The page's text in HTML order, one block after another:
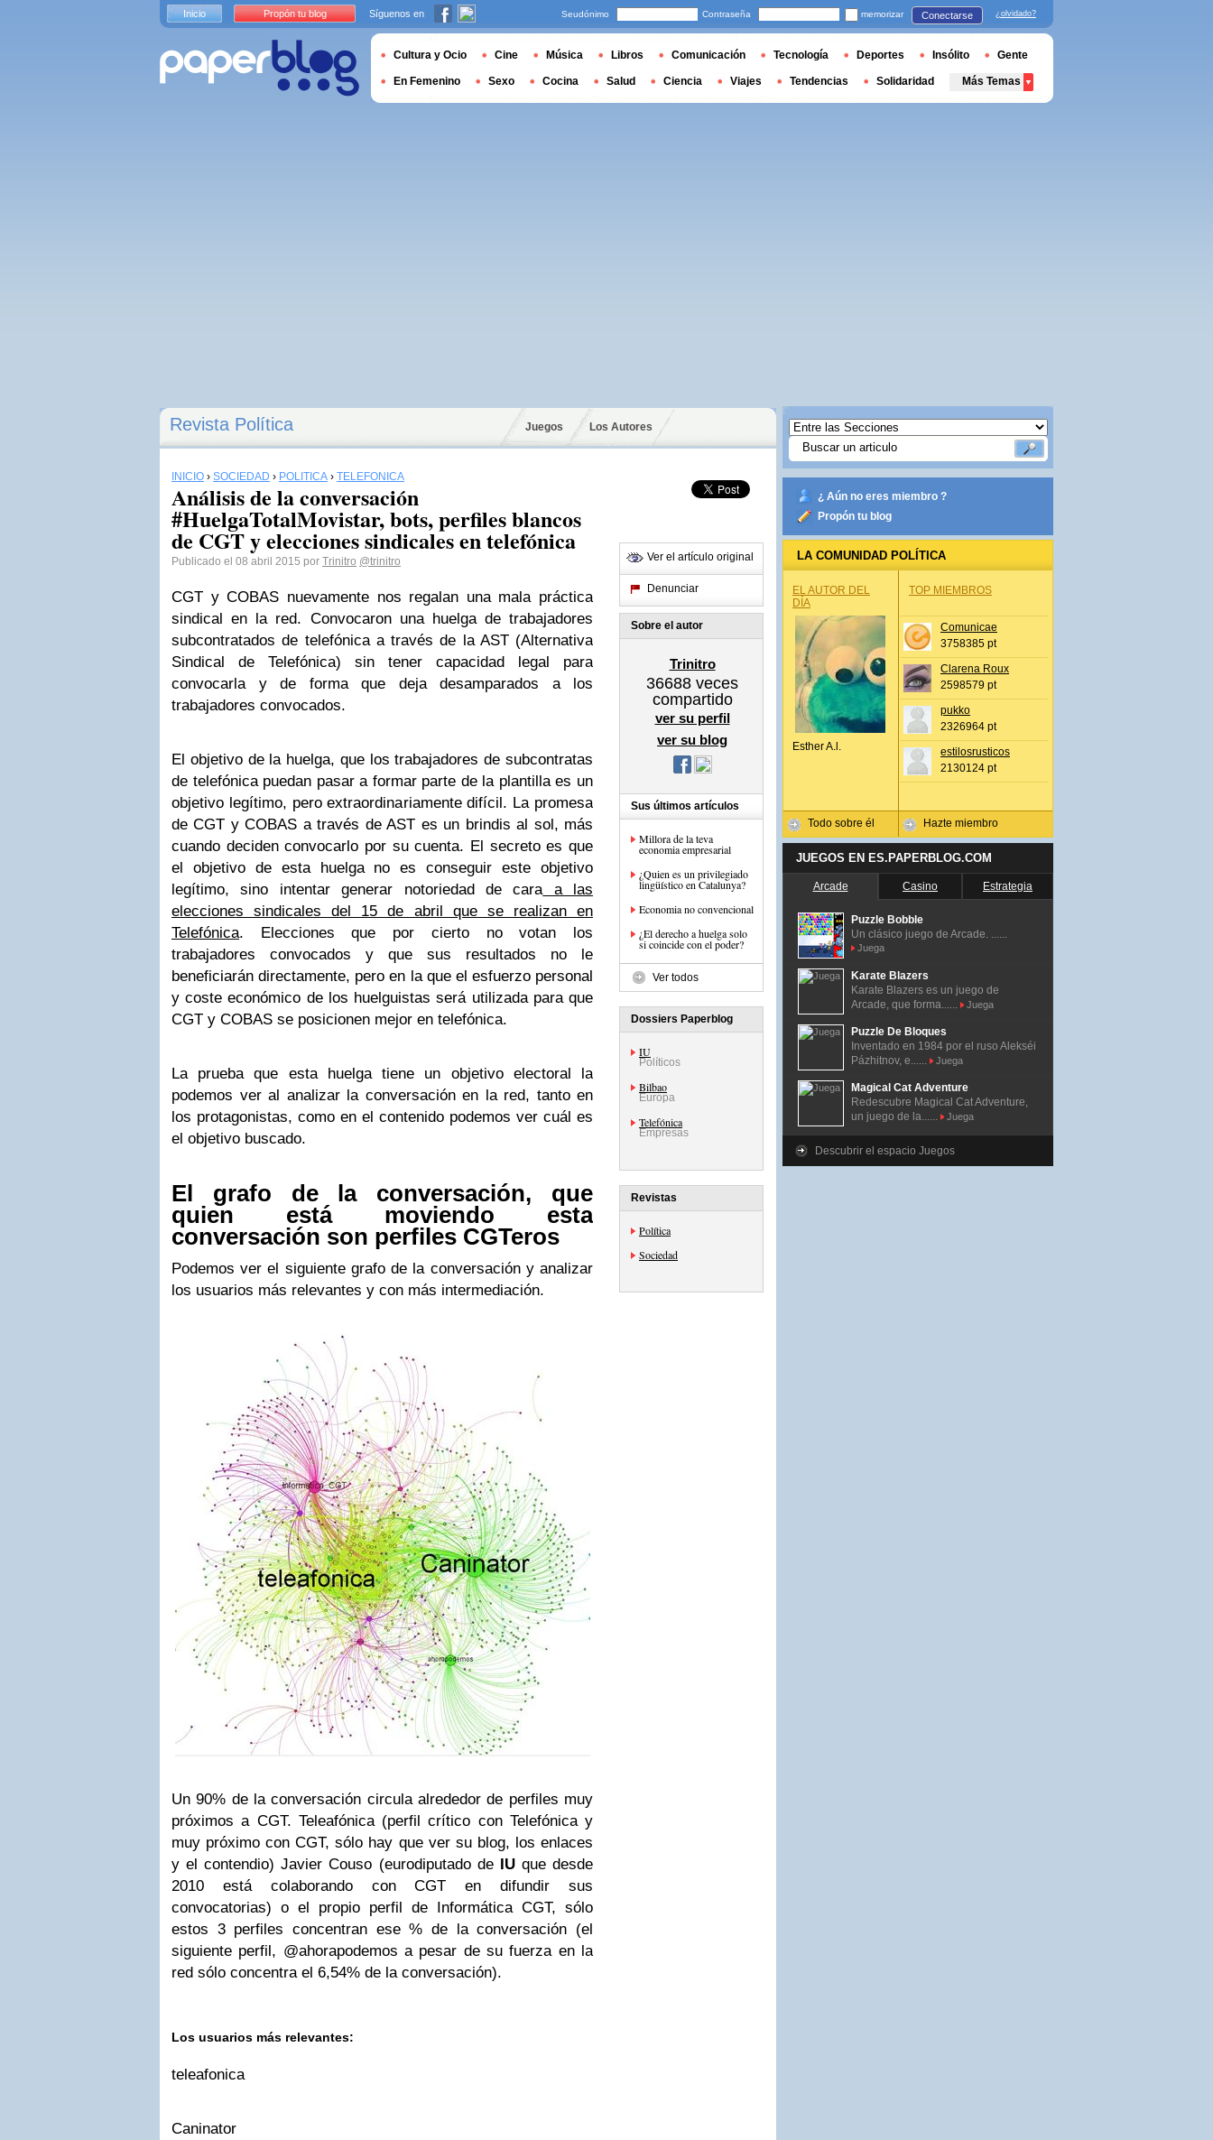
Revista Política Juegos Los Autores
INICIO › SOCIEDAD › POLÍTICA › TELEFÓNICA
Análisis de la conversación
#HuelgaTotalMovistar, bots, perfiles blancos
de CGT y elecciones sindicales en telefónica
Publicado el 08 abril 2015 por Trinitro @trinitro
CGT y COBAS nuevamente nos regalan una mala práctica
sindical en la red. Convocaron una huelga de trabajadores
subcontratados de telefónica a través de la AST (Alternativa
Sindical de Telefónica) sin tener capacidad legal para
convocarla y de forma que deja desamparados a los
trabajadores convocados.
El objetivo de la huelga, que los trabajadores de subcontratas
de telefónica puedan pasar a formar parte de la plantilla es un
objetivo legítimo, pero extraordinariamente difícil. La promesa
de CGT y COBAS a través de AST es un brindis al sol, más
cuando deciden convocarlo por su cuenta. El secreto es que
el objetivo de esta huelga no es conseguir este objetivo
legítimo, sino intentar generar notoriedad de caraa las
elecciones sindicales del 15 de abril que se realizan en
Telefónica. Elecciones que por cierto no votan los
trabajadores convocados y que sus resultados no le
beneficiarán directamente, pero en la que el esfuerzo personal
y coste económico de los huelguistas será utilizada para que
CGT y COBAS se posicionen mejor en telefónica.
La prueba que esta huelga tiene un objetivo electoral la
podemos ver al analizar la conversación en la red, tanto en
los protagonistas, como en el contenido podemos ver cuál es
el objetivo buscado.
El grafo de la conversación, que
quien está moviendo esta
conversación son perfiles CGTeros
Podemos ver el siguiente grafo de la conversación y analizar
los usuarios más relevantes y con más intermediación.
Un 90% de la conversación circula alrededor de perfiles muy
próximos a CGT. Teleafónica (perfil crítico con Telefónica y
muy próximo con CGT, sólo hay que ver su blog, los enlaces
y el contendio) Javier Couso (eurodiputado de IUque desde
2010 está colaborando con CGT en difundir sus
convocatorias) o el propio perfil de Informática CGT, sólo
estos 3 perfiles concentran ese % de la conversación (el
siguiente perfil, @ahorapodemos a pesar de su fuerza en la
red sólo concentra el 6,54% de la conversación).
Los usuarios más relevantes:
teleafonica
Caninator
Ver el artículo original
Denunciar
Sobre el autor
Trinitro
36688 veces
compartido
ver su perfil
ver su blog
Sus últimos artículos
Millora de la teva
economia empresarial
¿Quien es un privilegiado
lingüístico en Catalunya?
Economia no convencional
¿El derecho a huelga solo
si coincide con el poder?
Ver todos
Dossiers Paperblog
IU
Políticos
Bilbao
Europa
Telefónica
Empresas
Revistas
Política
Sociedad
¿ Aún no eres miembro ?
Propón tu blog
LA COMUNIDAD POLÍTICA
EL AUTOR DEL
DÍA
Esther A.l.
Todo sobre él
TOP MIEMBROS
Comunicae
3758385 pt
Clarena Roux
2598579 pt
pukko
2326964 pt
estilosrusticos
2130124 pt
Hazte miembro
JUEGOS EN ES.PAPERBLOG.COM
Arcade Casino Estrategia
Puzzle Bobble
Un clásico juego de Arcade. ......
Juega
Karate Blazers
Karate Blazers es un juego de
Arcade, que forma......
Juega
Puzzle De Bloques
Inventado en 1984 por el ruso Alekséi
Pázhitnov, e......
Juega
Magical Cat Adventure
Redescubre Magical Cat Adventure,
un juego de la......
Juega
Descubrir el espacio Juegos
Inicio Propón tu blog Síguenos en Seudónimo Contraseña memorizar Conectarse ¿olvidado?
Cultura y Ocio Cine Música Libros Comunicación Tecnología Deportes Insólito Gente
En Femenino Sexo Cocina Salud Ciencia Viajes Tendencias Solidaridad Más Temas